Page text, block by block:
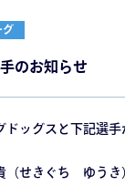
グ
のお知らせ
ドッグスと下記選
せきぐち ゆうき